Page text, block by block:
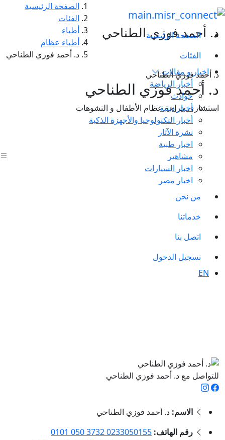
الصفحة الرئيسية
الفئات
اخبار و مقالات
أخبار الرياضة
حوادث
أخبار دينية
أخبار التكنولوجيا والأجهزة الذكية
نشرة الآثار
اخبار طبية
مشاهير
اخبار السيارات
اخبار مصر
من نحن
خدماتنا
اتصل بنا
تسجيل الدخول
EN
د. أحمد فوزي الطناحي
الصفحة الرئيسية
الفئات
أطباء
أطباء عظام
د. أحمد فوزي الطناحي
د. أحمد فوزي الطناحي
د. أحمد فوزي الطناحي
استشارى جراحة عظام الأطفال و التشوهات
للتواصل مع د. أحمد فوزي الطناحي
الاسم: د. أحمد فوزي الطناحي
رقم الهاتف: ‎0101 050 3732 0233050155